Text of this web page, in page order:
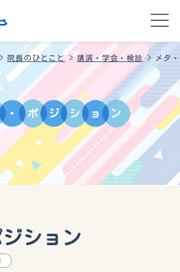
院長のひとこと>講演・学会・検診> メタ
・ ポ ジ シ ョ ン
ション